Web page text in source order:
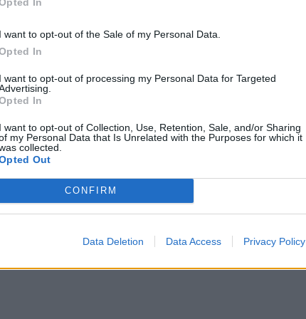
I want to opt-out of the Sale of my Personal Data.
In
I want to opt-out of processing my Personal Data for Targeted
In
I want to opt-out of Collection, Use, Retention, Sale, and/or Sharing
my Personal Data that Is Unrelated with the Purposes for which it
collected.
Out
CONFIRM
Data Deletion Data Access Privacy Policy